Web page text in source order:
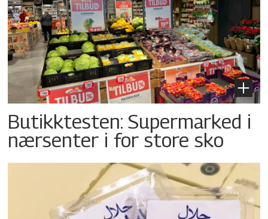
Butikktesten: Supermarked i
nærsenter i for store sko